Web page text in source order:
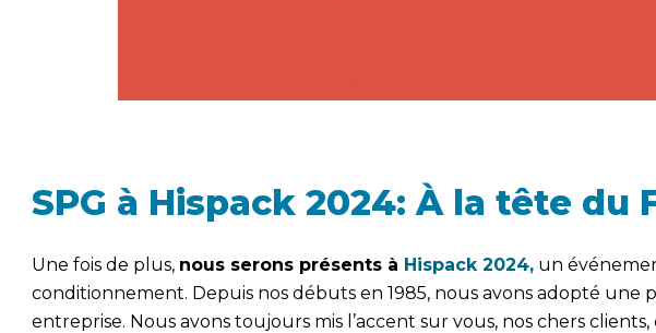
SPG à Hispack 2024: À la tête du
Une fois de plus, nous serons présents à Hispack 2024,un
conditionnement. Depuis nos débuts en 1985, nous avons adopté
entreprise. Nous avons toujours mis l’accent sur vous, nos chers